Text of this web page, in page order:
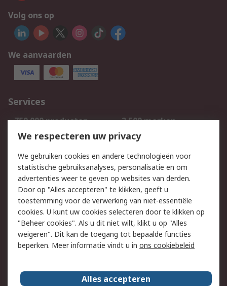
Volg ons op
We aanvaarden
Services
750.000 producten
2.500 merken
Bestellen
Inkoopoplossingen
Track & Trace
Wettelijk
Cookiebeleid
Email veiligheid
Privacybeleid
Websitevoorwaarden
Algemene
verkoopvoorwaarden
Over RS
We respecteren uw privacy
We gebruiken cookies en andere technologieën voor
statistische gebruiksanalyses, personalisatie en om
advertenties weer te geven op websites van derden.
Door op "Alles accepteren" te klikken, geeft u
toestemming voor de verwerking van niet-essentiële
cookies. U kunt uw cookies selecteren door te klikken op
"Beheer cookies". Als u dit niet wilt, klikt u op "Alles
weigeren". Dit kan de toegang tot bepaalde functies
beperken. Meer informatie vindt u in ons cookiebeleid
Alles accepteren